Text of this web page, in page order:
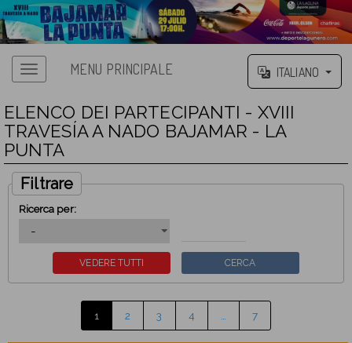
MENU PRINCIPALE ITALIANO
ELENCO DEI PARTECIPANTI - XVIII
TRAVESÍA A NADO BAJAMAR - LA
PUNTA
Filtrare
Ricerca per:
1 2 3 4 7